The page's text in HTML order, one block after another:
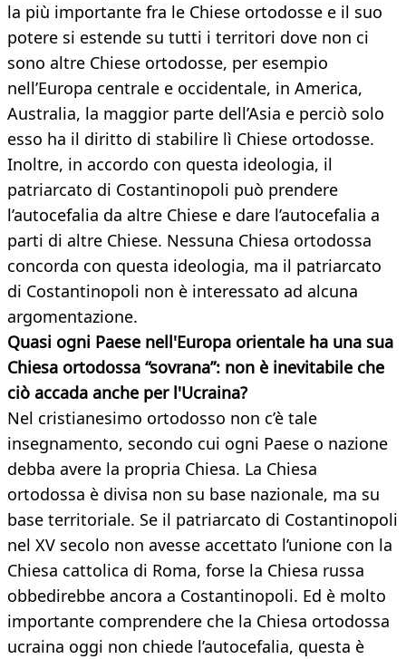
la più importante fra le Chiese ortodosse e il suo
potere si estende su tutti i territori dove non ci
sono altre Chiese ortodosse, per esempio
nell’Europa centrale e occidentale, in America,
Australia, la maggior parte dell’Asia e perciò solo
esso ha il diritto di stabilire lì Chiese ortodosse.
Inoltre, in accordo con questa ideologia, il
patriarcato di Costantinopoli può prendere
l’autocefalia da altre Chiese e dare l’autocefalia a
parti di altre Chiese. Nessuna Chiesa ortodossa
concorda con questa ideologia, ma il patriarcato
di Costantinopoli non è interessato ad alcuna
argomentazione.
Quasi ogni Paese nell'Europa orientale ha una sua
Chiesa ortodossa “sovrana”: non è inevitabile che
ciò accada anche per l'Ucraina?
Nel cristianesimo ortodosso non c’è tale
insegnamento, secondo cui ogni Paese o nazione
debba avere la propria Chiesa. La Chiesa
ortodossa è divisa non su base nazionale, ma su
base territoriale. Se il patriarcato di Costantinopoli
nel XV secolo non avesse accettato l’unione con la
Chiesa cattolica di Roma, forse la Chiesa russa
obbedirebbe ancora a Costantinopoli. Ed è molto
importante comprendere che la Chiesa ortodossa
ucraina oggi non chiede l’autocefalia, questa è